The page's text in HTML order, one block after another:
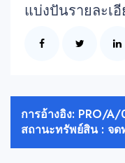
แบ่งปันรายละเ
การอ้างอิง: PRO/A/
สถานะทรัพย์สิน : จด